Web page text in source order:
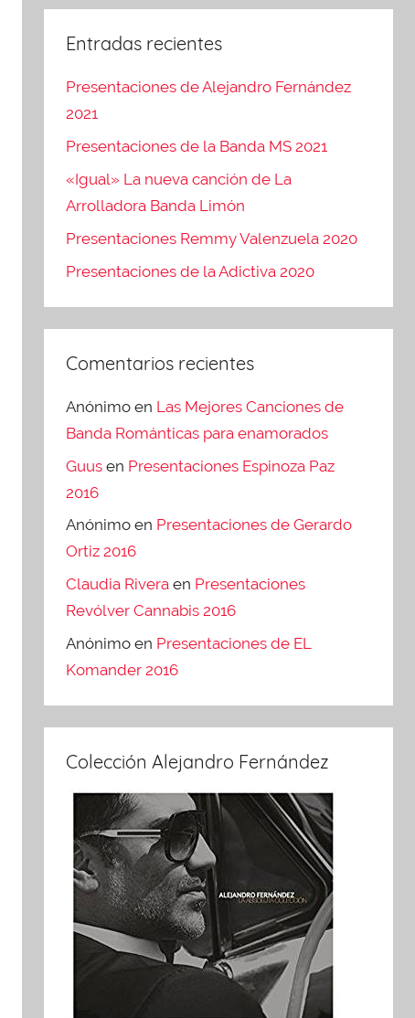
Entradas recientes
Presentaciones de Alejandro Fernández
2021
Presentaciones de la Banda MS 2021
«Igual» La nueva canción de La
Arrolladora Banda Limón
Presentaciones Remmy Valenzuela 2020
Presentaciones de la Adictiva 2020
Comentarios recientes
Anónimo en Las Mejores Canciones de
Banda Románticas para enamorados
Guus en Presentaciones Espinoza Paz
2016
Anónimo en Presentaciones de Gerardo
Ortiz 2016
Claudia Rivera en Presentaciones
Revólver Cannabis 2016
Anónimo en Presentaciones de EL
Komander 2016
Colección Alejandro Fernández